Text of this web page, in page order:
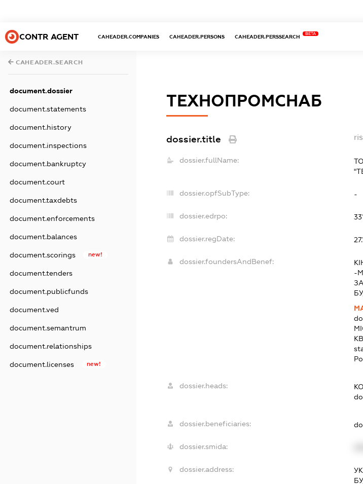
CONTR AGENT CAHEADER.COMPANIES CAHEADER.PERSONS CAHEADER.PERSSEARCH
BETA
CAHEADER.SEARCH
document.dossier
document.statements
document.history
document.inspections
document.bankruptcy
document.court
document.taxdebts
document.enforcements
document.balances
document.scorings new!
document.tenders
document.publicfunds
document.ved
document.semantrum
document.relationships
document.licenses new!
ТЕХНОПРОМСНАБ
dossier.title
dossier.fullName:
dossier.opfSubType: -
dossier.edrpo:
dossier.regDate:
dossier.foundersAndBenef:
-
dossier.heads:
dossier.beneficiaries:
dossier.smida:
dossier.address: